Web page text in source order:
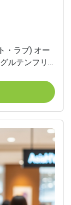
・ラブ) オー
ルテンフリ